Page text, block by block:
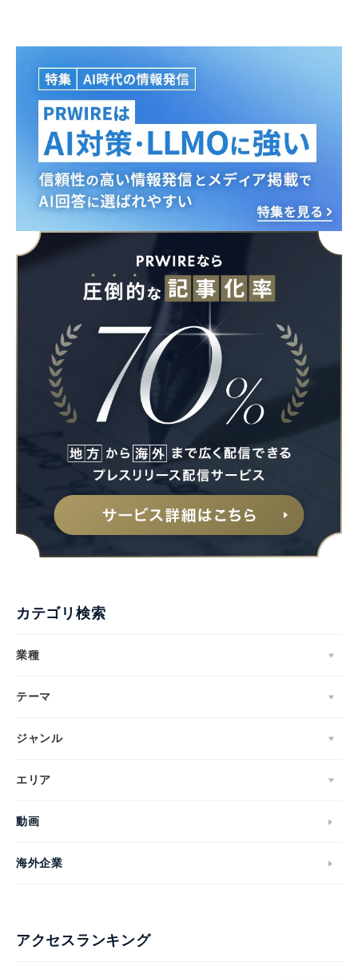
カテゴリ検索
業種
テーマ
ジャンル
エリア
動画
海外企業
アクセスランキング